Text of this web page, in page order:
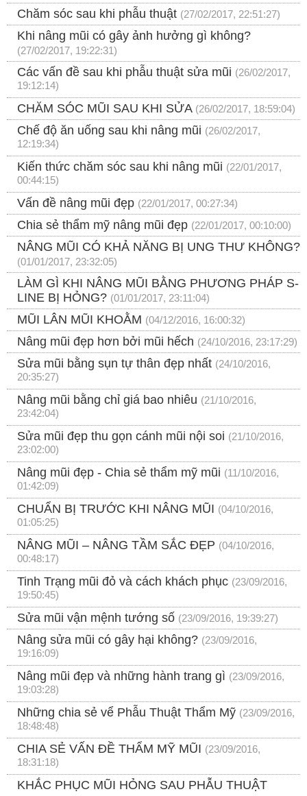
Chăm sóc sau khi phẫu thuật (27/02/2017, 22:51:27)
Khi nâng mũi có gây ảnh hưởng gì không?
(27/02/2017, 19:22:31)
Các vấn đề sau khi phẫu thuật sửa mũi (26/02/2017,
19:12:14)
CHĂM SÓC MŨI SAU KHI SỬA (26/02/2017, 18:59:04)
Chế độ ăn uống sau khi nâng mũi (26/02/2017,
12:19:34)
Kiến thức chăm sóc sau khi nâng mũi (22/01/2017,
00:44:15)
Vấn đề nâng mũi đẹp (22/01/2017, 00:27:34)
Chia sẻ thẩm mỹ nâng mũi đẹp (22/01/2017, 00:10:00)
NÂNG MŨI CÓ KHẢ NĂNG BỊ UNG THƯ KHÔNG?
(01/01/2017, 23:32:05)
LÀM GÌ KHI NÂNG MŨI BẰNG PHƯƠNG PHÁP S-
LINE BỊ HỎNG? (01/01/2017, 23:11:04)
MŨI LÂN MŨI KHOẰM (04/12/2016, 16:00:32)
Nâng mũi đẹp hơn bởi mũi hếch (24/10/2016, 23:17:29)
Sửa mũi bằng sụn tự thân đẹp nhất (24/10/2016,
20:35:27)
Nâng mũi bằng chỉ giá bao nhiêu (21/10/2016,
23:42:04)
Sửa mũi đẹp thu gọn cánh mũi nội soi (21/10/2016,
23:02:00)
Nâng mũi đẹp - Chia sẻ thẩm mỹ mũi (11/10/2016,
01:42:09)
CHUẨN BỊ TRƯỚC KHI NÂNG MŨI (04/10/2016,
01:05:25)
NÂNG MŨI – NÂNG TẦM SẮC ĐẸP (04/10/2016,
00:48:17)
Tinh Trạng mũi đỏ và cách khách phục (23/09/2016,
19:50:45)
Sửa mũi vận mệnh tướng số (23/09/2016, 19:39:27)
Nâng sửa mũi có gây hại không? (23/09/2016,
19:16:09)
Nâng mũi đẹp và những hành trang gì (23/09/2016,
19:03:28)
Những chia sẻ vể Phẫu Thuật Thẩm Mỹ (23/09/2016,
18:48:48)
CHIA SẺ VẤN ĐỀ THẨM MỸ MŨI (23/09/2016,
18:31:18)
KHẮC PHỤC MŨI HỎNG SAU PHẪU THUẬT